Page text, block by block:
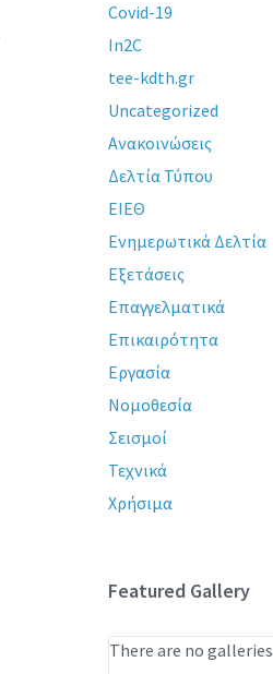
Covid-19
In2C
tee-kdth.gr
Uncategorized
Ανακοινώσεις
Δελτία Τύπου
ΕΙΕΘ
Ενημερωτικά Δελτία
Εξετάσεις
Επαγγελματικά
Επικαιρότητα
Εργασία
Νομοθεσία
Σεισμοί
Τεχνικά
Χρήσιμα
Featured Gallery
There are no galleries